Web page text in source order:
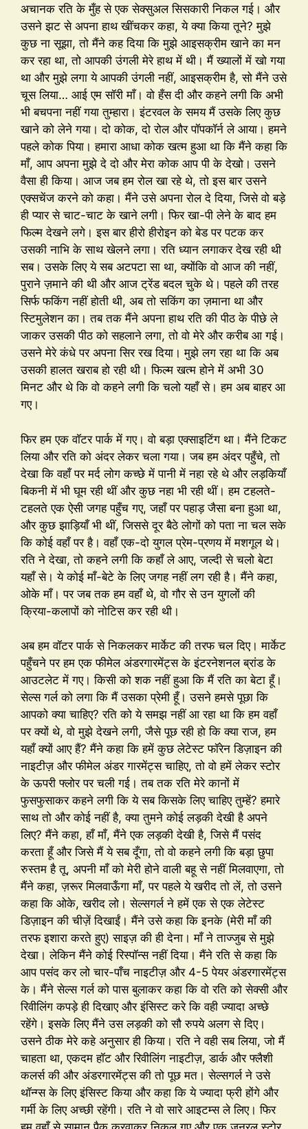
अचानक रति के मुँह से एक सेक्सुअल सिसकारी निकल गई। और
उसने झट से अपना हाथ खींचकर कहा, ये क्या किया तूने? मुझे
कुछ ना सूझा, तो मैंने कह दिया कि मुझे आइसक्रीम खाने का मन
कर रहा था, तो आपकी उंगली मेरे हाथ में थी। मैं ख्यालों में खो गया
था और मुझे लगा ये आपकी उंगली नहीं, आइसक्रीम है, सो मैंने उसे
चूस लिया… आई एम सॉरी माँ। वो हँस दी और कहने लगी कि अभी
भी बचपना नहीं गया तुम्हारा। इंटरवल के समय मैं उसके लिए कुछ
खाने को लेने गया। दो कोक, दो रोल और पॉपकॉर्न ले आया। हमने
पहले कोक पिया। हमारा आधा कोक खत्म हुआ था कि मैंने कहा कि
माँ, आप अपना मुझे दे दो और मेरा कोक आप पी के देखो। उसने
वैसा ही किया। आज जब हम रोल खा रहे थे, तो इस बार उसने
एक्सचेंज करने को कहा। मैंने उसे अपना रोल दे दिया, जिसे वो बड़े
ही प्यार से चाट-चाट के खाने लगी। फिर खा-पी लेने के बाद हम
फिल्म देखने लगे। इस बार हीरो हीरोइन को बेड पर पटक कर
उसकी नाभि के साथ खेलने लगा। रति ध्यान लगाकर देख रही थी
सब। उसके लिए ये सब अटपटा सा था, क्योंकि वो आज की नहीं,
पुराने ज़माने की थी और आज ट्रेंड बदल चुके थे। पहले की तरह
सिर्फ फकिंग नहीं होती थी, अब तो सकिंग का ज़माना था और
स्टिमुलेशन का। तब तक मैंने अपना हाथ रति की पीठ के पीछे ले
जाकर उसकी पीठ को सहलाने लगा, तो वो मेरे और करीब आ गई।
उसने मेरे कंधे पर अपना सिर रख दिया। मुझे लग रहा था कि अब
उसकी हालत खराब हो रही थी। फिल्म खत्म होने में अभी 30
मिनट और थे कि वो कहने लगी कि चलो यहाँ से। हम अब बाहर आ
गए।
फिर हम एक वॉटर पार्क में गए। वो बड़ा एक्साइटिंग था। मैंने टिकट
लिया और रति को अंदर लेकर चला गया। जब हम अंदर पहुँचे, तो
देखा कि वहाँ पर मर्द लोग कच्छे में पानी में नहा रहे थे और लड़कियाँ
बिकनी में भी घूम रही थीं और कुछ नहा भी रही थीं। हम टहलते-
टहलते एक ऐसी जगह पहुँच गए, जहाँ पर पहाड़ जैसा बना हुआ था,
और कुछ झाड़ियाँ भी थीं, जिससे दूर बैठे लोगों को पता ना चल सके
कि कोई वहाँ पर है। वहाँ एक-दो युगल प्रेम-प्रणय में मशगूल थे।
रति ने देखा, तो कहने लगी कि कहाँ ले आए, जल्दी से चलो बेटा
यहाँ से। ये कोई माँ-बेटे के लिए जगह नहीं लग रही है। मैंने कहा,
ओके माँ। पर जब तक हम वहाँ थे, वो गौर से उन युगलों की
क्रिया-कलापों को नोटिस कर रही थी।
अब हम वॉटर पार्क से निकलकर मार्केट की तरफ चल दिए। मार्केट
पहुँचने पर हम एक फीमेल अंडरगारमेंट्स के इंटरनेशनल ब्रांड के
आउटलेट में गए। किसी को शक नहीं हुआ कि मैं रति का बेटा हूँ।
सेल्स गर्ल को लगा कि मैं उसका प्रेमी हूँ। उसने हमसे पूछा कि
आपको क्या चाहिए? रति को ये समझ नहीं आ रहा था कि हम वहाँ
पर क्यों थे, वो मुझे देखने लगी, जैसे पूछ रही हो कि क्या राज, हम
यहाँ क्यों आए हैं? मैंने कहा कि हमें कुछ लेटेस्ट फॉरेन डिज़ाइन की
नाइटीज़ और फीमेल अंडर गारमेंट्स चाहिए, तो वो हमें लेकर स्टोर
के ऊपरी फ्लोर पर चली गई। तब तक रति मेरे कानों में
फुसफुसाकर कहने लगी कि ये सब किसके लिए चाहिए तुम्हें? हमारे
साथ तो और कोई नहीं है, क्या तुमने कोई लड़की देखी है अपने
लिए? मैंने कहा, हाँ माँ, मैंने एक लड़की देखी है, जिसे मैं पसंद
करता हूँ और जिसे मैं ये सब दूँगा, तो वो कहने लगी कि बड़ा छुपा
रुस्तम है तू, अपनी माँ को मेरी होने वाली बहू से नहीं मिलवाएगा, तो
मैंने कहा, ज़रूर मिलवाऊँगा माँ, पर पहले ये खरीद तो लें, तो उसने
कहा कि ओके, खरीद लो। सेल्सगर्ल ने हमें एक से एक लेटेस्ट
डिज़ाइन की चीज़ें दिखाईं। मैंने उसे कहा कि इनके (मेरी माँ की
तरफ इशारा करते हुए) साइज़ की ही देना। माँ ने ताज्जुब से मुझे
देखा। लेकिन मैंने कोई रिस्पॉन्स नहीं दिया। मैंने रति से कहा कि
आप पसंद कर लो चार-पाँच नाइटीज़ और 4-5 पेयर अंडरगारमेंट्स
के। मैंने सेल्स गर्ल को पास बुलाकर कहा कि वो रति को सेक्सी और
रिवीलिंग कपड़े ही दिखाए और इंसिस्ट करे कि वही ज्यादा अच्छे
रहेंगे। इसके लिए मैंने उस लड़की को सौ रुपये अलग से दिए।
उसने ठीक मेरे कहे अनुसार ही किया। रति ने वही सब लिया, जो मैं
चाहता था, एकदम हॉट और रिवीलिंग नाइटीज़, डार्क और फ्लैशी
कलर्स की और अंडरगारमेंट्स की तो पूछ मत। सेल्सगर्ल ने उसे
थॉन्ग्स के लिए इंसिस्ट किया और कहा कि ये ज्यादा फ्री होंगे और
गर्मी के लिए अच्छी रहेंगी। रति ने वो सारे आइटम्स ले लिए। फिर